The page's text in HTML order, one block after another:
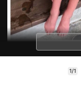
1/1